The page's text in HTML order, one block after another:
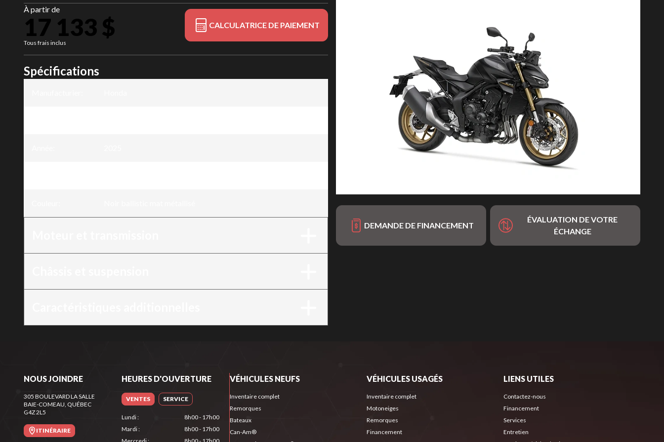
À partir de
17 133 $
Tous frais inclus
CALCULATRICE DE PAIEMENT
DEMANDE DE FINANCEMENT
ÉVALUATION DE VOTRE
ÉCHANGE
Spécifications
NOUS JOINDRE
305 BOULEVARD LA SALLE
BAIE-COMEAU, QUÉBEC
G4Z 2L5
ITINÉRAIRE
HEURES D'OUVERTURE
VENTES SERVICE
Lundi:
8h00 - 17h00
Mardi:
8h00 - 17h00
VÉHICULES NEUFS
Inventaire complet
Remorques
Bateaux
Can-Am®
VÉHICULES USAGÉS
Inventaire complet
Motoneiges
Remorques
Financement
LIENS UTILES
Contactez-nous
Financement
Services
Entretien